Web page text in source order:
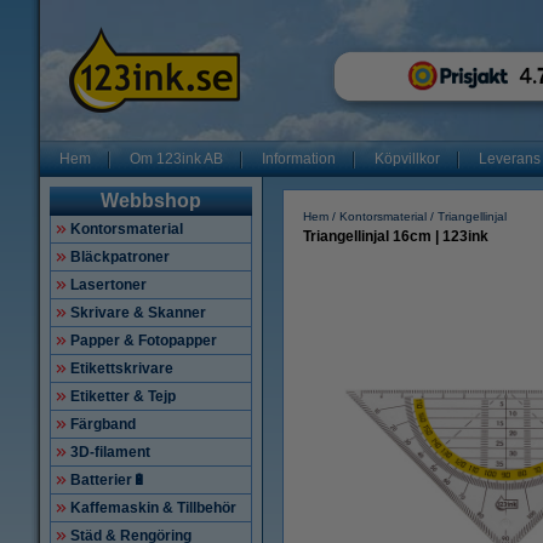
Hem Om 123ink AB Information Köpvillkor Leverans
Webbshop
Kontorsmaterial
Bläckpatroner
Lasertoner
Skrivare & Skanner
Papper & Fotopapper
Etikettskrivare
Etiketter & Tejp
Färgband
3D-filament
Batterier🔋
Kaffemaskin & Tillbehör
Städ & Rengöring
Hem Kontorsmaterial Triangellinjal
Triangellinjal 16cm | 123ink